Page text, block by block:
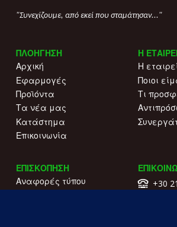
"Συνεχίζουμε, από εκεί που σταμάτησαν..."
ΠΛΟΗΓΗΣΗ
Αρχική
Εφαρμογές
Προϊόντα
Τα νέα μας
Κατάστημα
Επικοινωνία
Η
Η
Ποιοι
Τι
ΕΠΙΣΚΟΠΗΣΗ
Αναφορές τύπου
+30